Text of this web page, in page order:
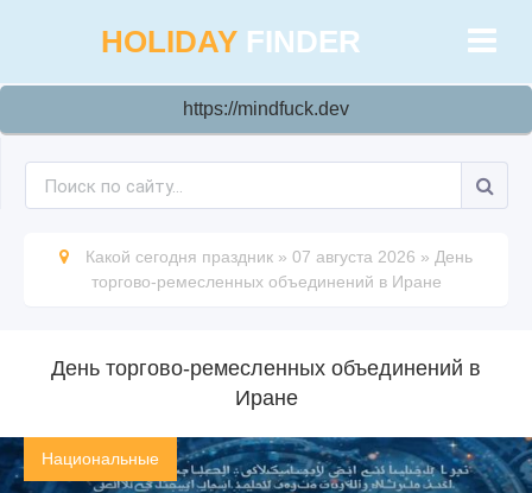
HOLIDAY FINDER
https://mindfuck.dev
Какой сегодня праздник » 07 августа 2026 » День
торгово-ремесленных объединений в Иране
День торгово-ремесленных объединений в
Иране
Национальные